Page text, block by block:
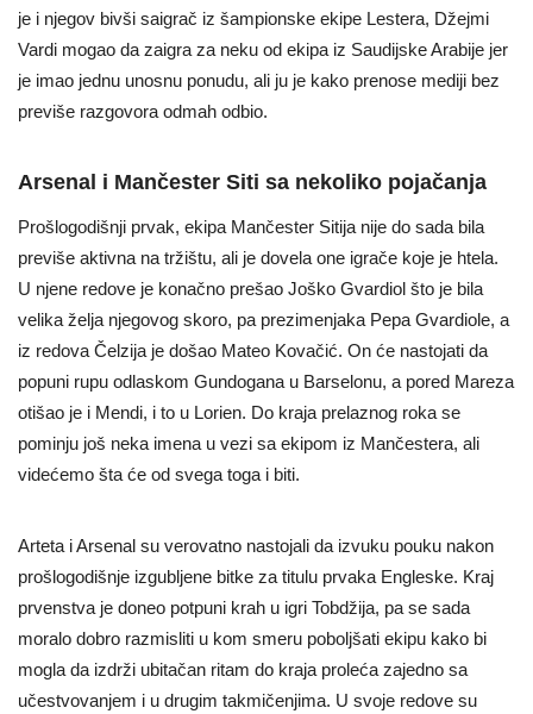
je i njegov bivši saigrač iz šampionske ekipe Lestera, Džejmi
Vardi mogao da zaigra za neku od ekipa iz Saudijske Arabije jer
je imao jednu unosnu ponudu, ali ju je kako prenose mediji bez
previše razgovora odmah odbio.
Arsenal i Mančester Siti sa nekoliko pojačanja
Prošlogodišnji prvak, ekipa Mančester Sitija nije do sada bila
previše aktivna na tržištu, ali je dovela one igrače koje je htela.
U njene redove je konačno prešao Joško Gvardiol što je bila
velika želja njegovog skoro, pa prezimenjaka Pepa Gvardiole, a
iz redova Čelzija je došao Mateo Kovačić. On će nastojati da
popuni rupu odlaskom Gundogana u Barselonu, a pored Mareza
otišao je i Mendi, i to u Lorien. Do kraja prelaznog roka se
pominju još neka imena u vezi sa ekipom iz Mančestera, ali
videćemo šta će od svega toga i biti.
Arteta i Arsenal su verovatno nastojali da izvuku pouku nakon
prošlogodišnje izgubljene bitke za titulu prvaka Engleske. Kraj
prvenstva je doneo potpuni krah u igri Tobdžija, pa se sada
moralo dobro razmisliti u kom smeru poboljšati ekipu kako bi
mogla da izdrži ubitačan ritam do kraja proleća zajedno sa
učestvovanjem i u drugim takmičenjima. U svoje redove su